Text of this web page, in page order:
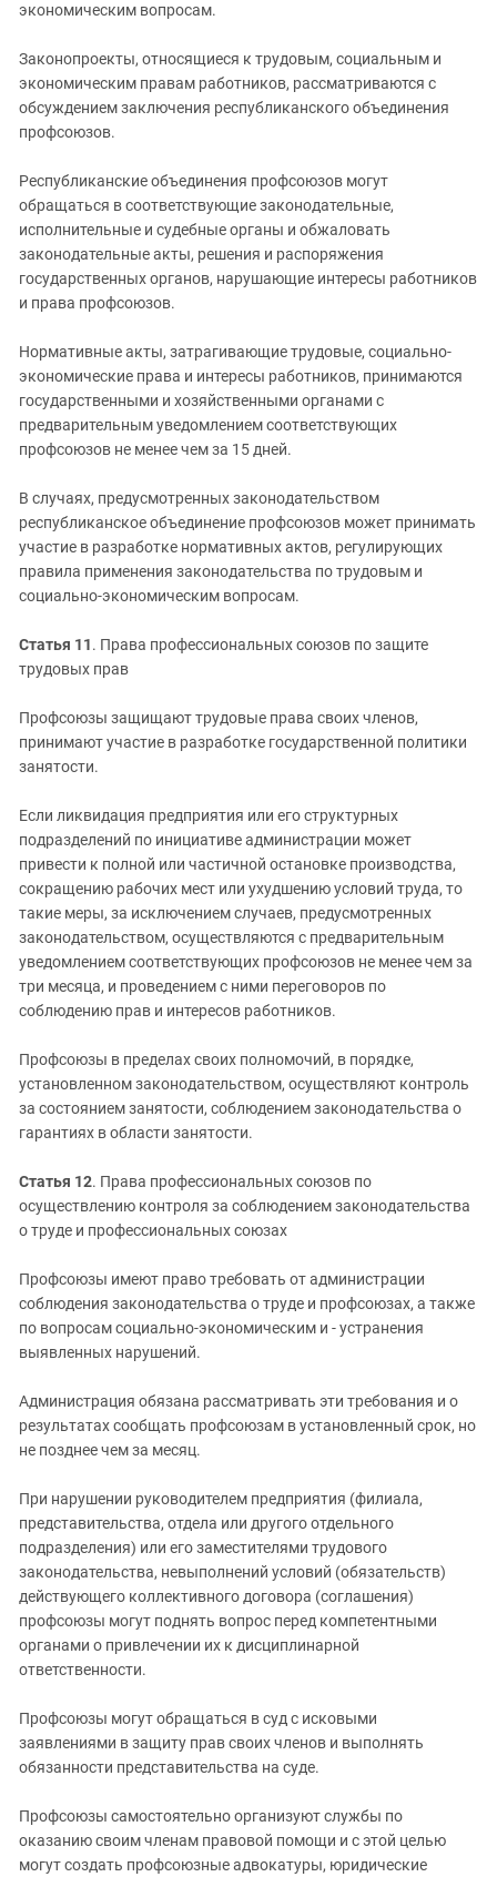
экономическим вопросам.
Законопроекты, относящиеся к трудовым, социальным и
экономическим правам работников, рассматриваются с
обсуждением заключения республиканского объединения
профсоюзов.
Республиканские объединения профсоюзов могут
обращаться в соответствующие законодательные,
исполнительные и судебные органы и обжаловать
законодательные акты, решения и распоряжения
государственных органов, нарушающие интересы работников
и права профсоюзов.
Нормативные акты, затрагивающие трудовые, социально-
экономические права и интересы работников, принимаются
государственными и хозяйственными органами с
предварительным уведомлением соответствующих
профсоюзов не менее чем за 15 дней.
В случаях, предусмотренных законодательством
республиканское объединение профсоюзов может принимать
участие в разработке нормативных актов, регулирующих
правила применения законодательства по трудовым и
социально-экономическим вопросам.
Статья 11. Права профессиональных союзов по защите
трудовых прав
Профсоюзы защищают трудовые права своих членов,
принимают участие в разработке государственной политики
занятости.
Если ликвидация предприятия или его структурных
подразделений по инициативе администрации может
привести к полной или частичной остановке производства,
сокращению рабочих мест или ухудшению условий труда, то
такие меры, за исключением случаев, предусмотренных
законодательством, осуществляются с предварительным
уведомлением соответствующих профсоюзов не менее чем за
три месяца, и проведением с ними переговоров по
соблюдению прав и интересов работников.
Профсоюзы в пределах своих полномочий, в порядке,
установленном законодательством, осуществляют контроль
за состоянием занятости, соблюдением законодательства о
гарантиях в области занятости.
Статья 12. Права профессиональных союзов по
осуществлению контроля за соблюдением законодательства
о труде и профессиональных союзах
Профсоюзы имеют право требовать от администрации
соблюдения законодательства о труде и профсоюзах, а также
по вопросам социально-экономическим и - устранения
выявленных нарушений.
Администрация обязана рассматривать эти требования и о
результатах сообщать профсоюзам в установленный срок, но
не позднее чем за месяц.
При нарушении руководителем предприятия (филиала,
представительства, отдела или другого отдельного
подразделения) или его заместителями трудового
законодательства, невыполнений условий (обязательств)
действующего коллективного договора (соглашения)
профсоюзы могут поднять вопрос перед компетентными
органами о привлечении их к дисциплинарной
ответственности.
Профсоюзы могут обращаться в суд с исковыми
заявлениями в защиту прав своих членов и выполнять
обязанности представительства на суде.
Профсоюзы самостоятельно организуют службы по
оказанию своим членам правовой помощи и с этой целью
могут создать профсоюзные адвокатуры, юридические